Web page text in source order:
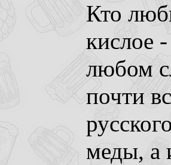
Кто
кислое
любом
почти
меды, а